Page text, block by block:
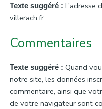
Texte suggéré :
villerach.fr.
Commentaires
Texte suggéré : Quand
notre site, les données
commentaire, ainsi que
de votre navigateur sont